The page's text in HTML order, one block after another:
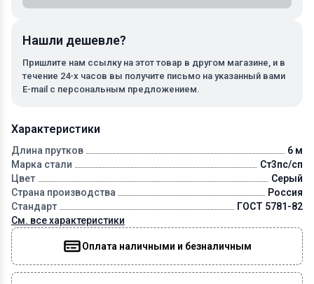
Характеристики
Длина прутков
6 м
Марка стали
Ст3пс/сп
Цвет
Серый
Страна производства
Россия
Стандарт
ГОСТ 5781-82
См. все характеристики
Оплата наличными и безналичным
Нашли дешевле?
Пришлите нам ссылку на этот товар в другом магазине, и в
течение 24-х часов вы получите письмо на указанный вами
E-mail с персональным предложением.